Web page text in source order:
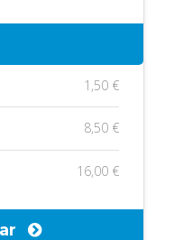
1,50 €
8,50 €
16,00 €